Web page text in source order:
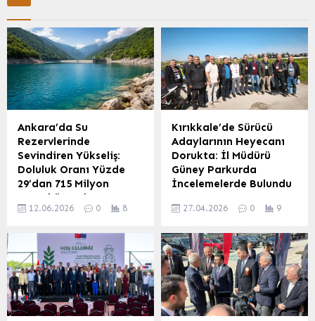
Ankara’da Su
Rezervlerinde
Sevindiren Yükseliş:
Doluluk Oranı Yüzde
29’dan 715 Milyon
Metreküpe Ulaştı
Başkent Ankara’da su
toparlanma yaşanıyor.
Geçtiğimiz yıl yüzde 29
seviyelerinde seyreden
doluluk oranı, bu yıl 715
milyon metreküpü aşan su
miktarıyla dikkat çekici bir
12.06.2026 0 8
Kırıkkale’de Sürücü
Adaylarının Heyecanı
Dorukta: İl Müdürü
Güney Parkurda
İncelemelerde Bulundu
Müdürlüğü’nün
düzenlenen motorlu
taşıtlar sürücü kursu
uygulama sınavları tüm
hızıyla devam ediyor.
Sürücü adaylarının
direksiyon hakimiyetini ve
27.04.2026 0 9